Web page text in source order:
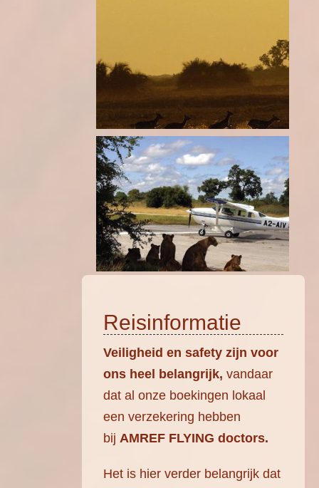
Reisinformatie
Veiligheid en safety zijn voor
ons heel belangrijk, vandaar
dat al onze boekingen lokaal
een verzekering hebben
bij AMREF FLYING doctors.
Het is hier verder belangrijk dat